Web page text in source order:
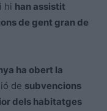
hi han assistit
de gent gran de
ha obert la
de subvencions
dels habitatges